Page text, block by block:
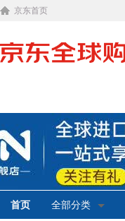
京东首页
首页 全部分类